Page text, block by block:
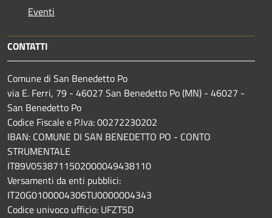
Eventi
CONTATTI
Comune di San Benedetto Po
via E. Ferri, 79 - 46027 San Benedetto Po (MN) - 46027 -
San Benedetto Po
Codice Fiscale e P.Iva: 00272230202
IBAN: COMUNE DI SAN BENEDETTO PO - CONTO
STRUMENTALE
IT89V0538711502000049438110
Versamenti da enti pubblici:
IT20G0100004306TU0000004343
Codice univoco ufficio: UFZT5D